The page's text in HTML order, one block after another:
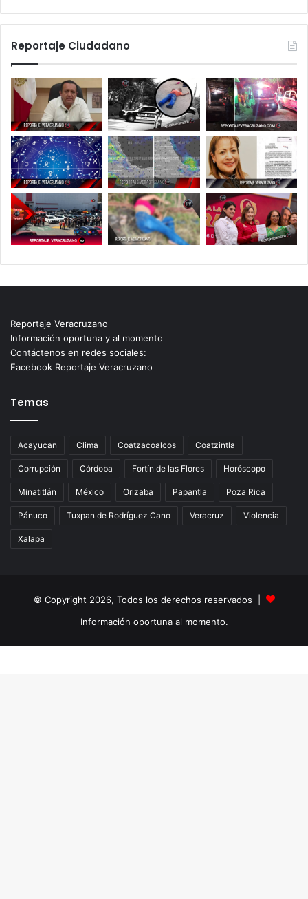
Reportaje Ciudadano
Reportaje Veracruzano
Información oportuna y al momento
Contáctenos en redes sociales:
Facebook Reportaje Veracruzano
Temas
Acayucan Clima Coatzacoalcos Coatzintla
Corrupción Córdoba Fortín de las Flores Horóscopo
Minatitlán México Orizaba Papantla Poza Rica
Pánuco Tuxpan de Rodríguez Cano Veracruz Violencia
Xalapa
© Copyright 2026, Todos los derechos reservados |
Información oportuna al momento.